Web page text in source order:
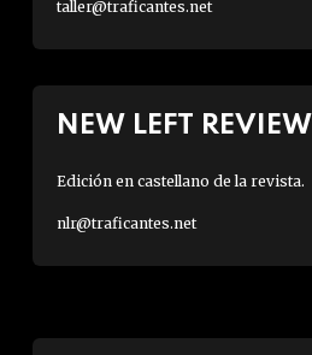
taller@traficantes.net
NEW LEFT REVIEW
Edición en castellano de la revista.
nlr@traficantes.net